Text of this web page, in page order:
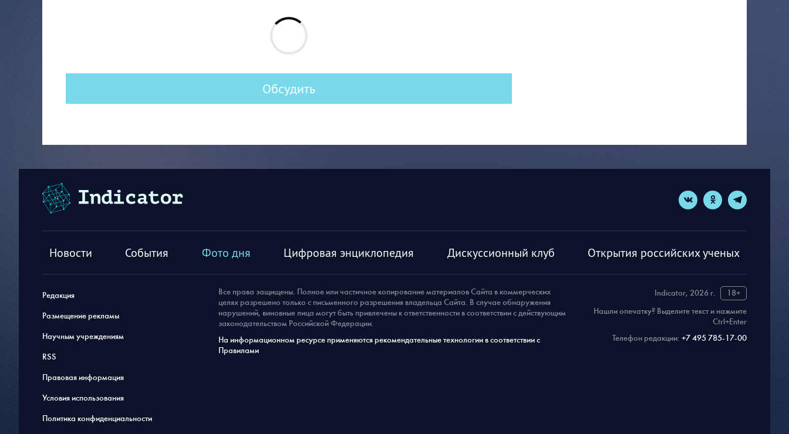
Обсудить
Новости События Фото дня Цифровая энциклопедия Дискуссионный клуб Открытия российских ученых
Редакция
Размещение рекламы
Научным учреждениям
RSS
Правовая информация
Условия использования
Политика конфиденциальности
Indicator, 2026 г.
18+
Нашли опечатку? Выделите текст и нажмите
Ctrl+Enter
Телефон редакции: +7 495 785-17-00
Все права защищены. Полное или частичное копирование материалов Сайта в коммерческих
целях разрешено только с письменного разрешения владельца Сайта. В случае обнаружения
нарушений, виновные лица могут быть привлечены к ответственности в соответствии с действующим
законодательством Российской Федерации.
На информационном ресурсе применяются рекомендательные технологии в соответствии с
Правилами